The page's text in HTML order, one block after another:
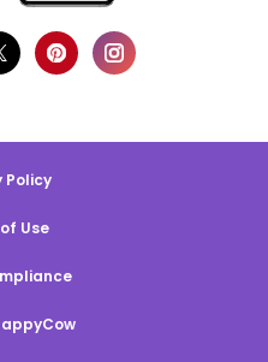
Policy
Use